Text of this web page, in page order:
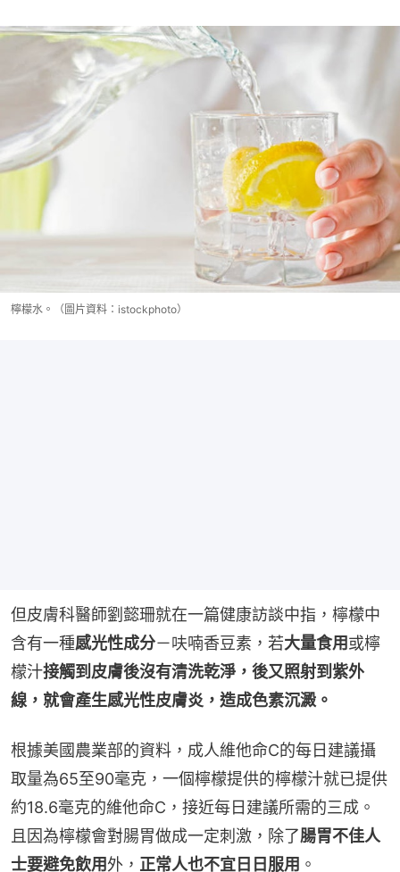
檸檬水。（圖片資料：istockphoto）
但皮膚科醫師劉懿珊就在一篇健康訪談中指，檸檬中
含有一種感光性成分－呋喃香豆素，若大量食用或檸
檬汁接觸到皮膚後沒有清洗乾淨，後又照射到紫外
線，就會產生感光性皮膚炎，造成色素沉澱。
根據美國農業部的資料，成人維他命C的每日建議攝
取量為65至90毫克，一個檸檬提供的檸檬汁就已提供
約18.6毫克的維他命C，接近每日建議所需的三成。
且因為檸檬會對腸胃做成一定刺激，除了腸胃不佳人
士要避免飲用外， 正常人也不宜日日服用 。